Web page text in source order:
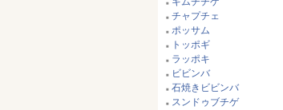
■
■ チャプチェ
■ ポッサム
■ トッポギ
■ ラッポキ
■ ビビンバ
■ 石焼きビビンバ
■ スンドゥブチゲ